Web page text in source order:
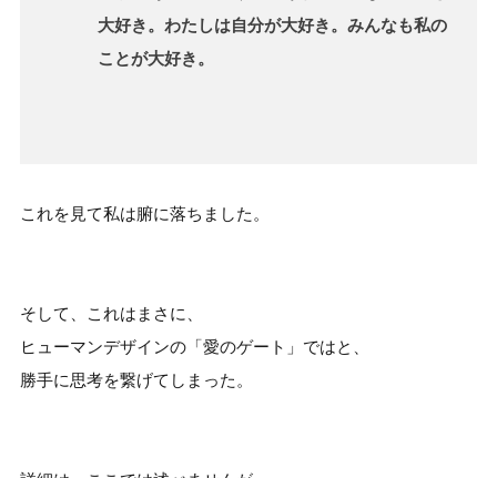
大好き。わたしは自分が大好き。みんなも私の
ことが大好き。
これを見て私は腑に落ちました。
そして、これはまさに、
ヒューマンデザインの「愛のゲート」ではと、
勝手に思考を繋げてしまった。